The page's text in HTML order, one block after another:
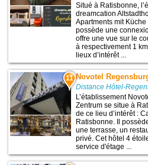
Situé à Ratisbonne,
dreamcation
Apartments mit
possède une
offre une vue sur le
à respectivement 1
lieux d’intérêt ...
11 Novotel
Distance Hôtel-
L’établissement
Zentrum se situe à
de ce lieu d’intérêt :
Ratisbonne. Il
une terrasse, un
privé. Cet hôtel 4
service d'étage ...